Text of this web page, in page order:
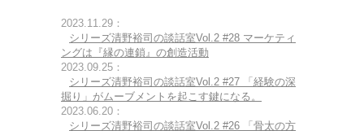
2023.11.29：
シリーズ清野裕司の談話室Vol.2 #28 マーケティ
ングは『縁の連鎖』の創造活動
2023.09.25：
シリーズ清野裕司の談話室Vol.2 #27 「経験の深
掘り」がムーブメントを起こす鍵になる。
2023.06.20：
シリーズ清野裕司の談話室Vol.2 #26 「骨太の方